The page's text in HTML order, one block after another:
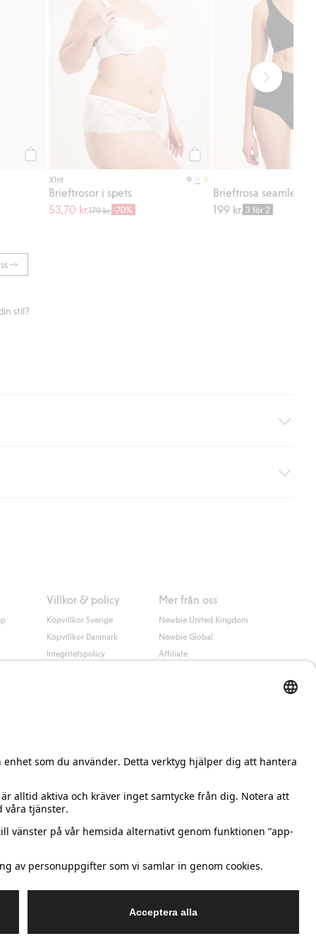
Xlnt
Brieftrosor i spets
53,70 kr.179 kr. -70% 199 kr. 3 för 2
stil?
ej hemleverans). Frakten tas bort per automatik efter du
Villkor & policy
Köpvillkor Sverige
Köpvillkor Danmark
Integritetspolicy
Mer från oss
Newbie United Kingdom
Newbie Global
Affiliate